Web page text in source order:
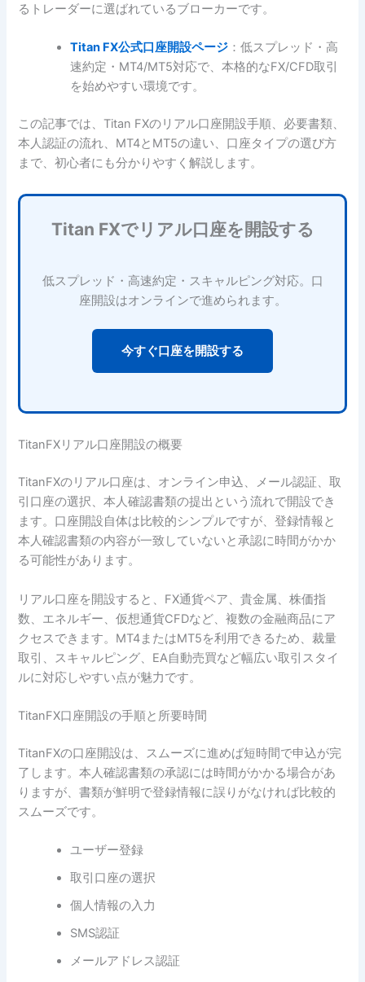
るトレーダーに選ばれているブローカーです。
Titan FX公式口座開設ページ ：低スプレッド・高
速約定・MT4/MT5対応で、本格的なFX/CFD取引
を始めやすい環境です。
この記事では、Titan FXのリアル口座開設手順、必要書類、
本人認証の流れ、MT4とMT5の違い、口座タイプの選び方
まで、初心者にも分かりやすく解説します。
Titan FXでリアル口座を開設する
低スプレッド・高速約定・スキャルピング対応。口
座開設はオンラインで進められます。
今すぐ口座を開設する
TitanFXリアル口座開設の概要
TitanFXのリアル口座は、オンライン申込、メール認証、取
引口座の選択、本人確認書類の提出という流れで開設でき
ます。口座開設自体は比較的シンプルですが、登録情報と
本人確認書類の内容が一致していないと承認に時間がかか
る可能性があります。
リアル口座を開設すると、FX通貨ペア、貴金属、株価指
数、エネルギー、仮想通貨CFDなど、複数の金融商品にア
クセスできます。MT4またはMT5を利用できるため、裁量
取引、スキャルピング、EA自動売買など幅広い取引スタイ
ルに対応しやすい点が魅力です。
TitanFX口座開設の手順と所要時間
TitanFXの口座開設は、スムーズに進めば短時間で申込が完
了します。本人確認書類の承認には時間がかかる場合があ
りますが、書類が鮮明で登録情報に誤りがなければ比較的
スムーズです。
ユーザー登録
取引口座の選択
個人情報の入力
SMS認証
メールアドレス認証